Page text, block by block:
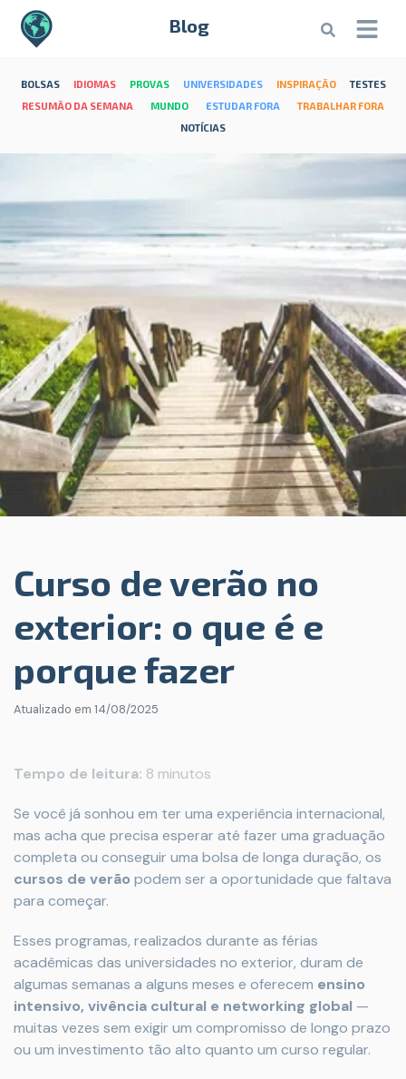
Blog
BOLSAS IDIOMAS PROVAS UNIVERSIDADES INSPIRAÇÃO
TESTES
RESUMÃO DA SEMANA
MUNDO ESTUDAR FORA
TRABALHAR FORA
NOTÍCIAS
Curso de verão no
exterior: o que é e
porque fazer
Atualizado em 14/08/2025
Tempo de leitura: 8 minutos
Se você já sonhou em ter uma experiência internacional,
mas acha que precisa esperar até fazer uma graduação
completa ou conseguir uma bolsa de longa duração, os
cursos de verão podem ser a oportunidade que faltava
para começar.
Esses programas, realizados durante as férias
acadêmicas das universidades no exterior, duram de
algumas semanas a alguns meses e oferecem ensino
intensivo, vivência cultural e networking global —
muitas vezes sem exigir um compromisso de longo prazo
ou um investimento tão alto quanto um curso regular.